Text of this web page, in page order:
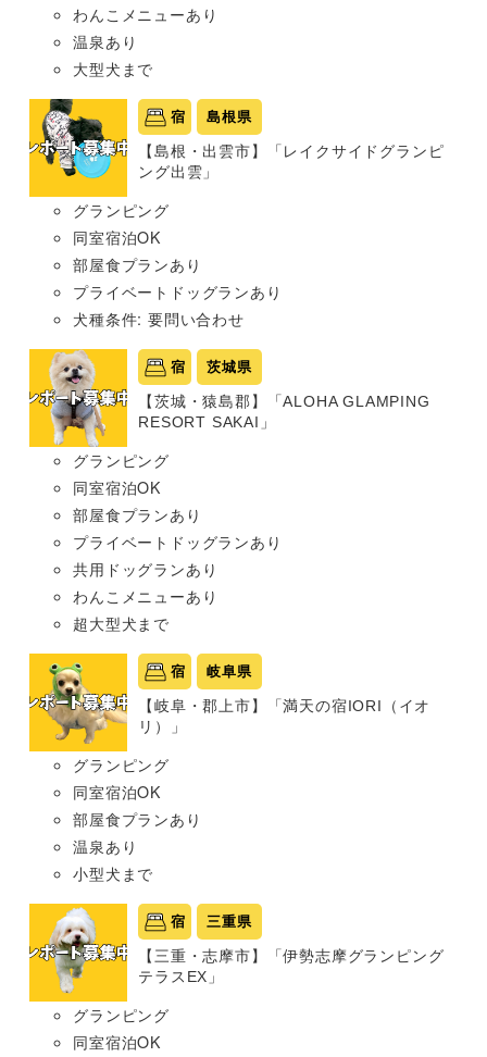
わんこメニューあり
温泉あり
大型犬まで
宿 島根県
【島根・出雲市】「レイクサイドグランピ
ング出雲」
グランピング
同室宿泊OK
部屋食プランあり
プライベートドッグランあり
犬種条件: 要問い合わせ
宿 茨城県
【茨城・猿島郡】「ALOHA GLAMPING
RESORT SAKAI」
グランピング
同室宿泊OK
部屋食プランあり
プライベートドッグランあり
共用ドッグランあり
わんこメニューあり
超大型犬まで
宿 岐阜県
【岐阜・郡上市】「満天の宿IORI（イオ
リ）」
グランピング
同室宿泊OK
部屋食プランあり
温泉あり
小型犬まで
宿 三重県
【三重・志摩市】「伊勢志摩グランピング
テラスEX」
グランピング
同室宿泊OK